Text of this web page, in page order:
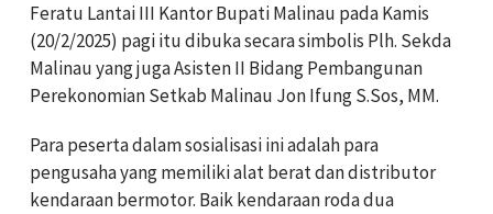
Feratu Lantai III Kantor Bupati Malinau pada Kamis
(20/2/2025) pagi itu dibuka secara simbolis Plh. Sekda
Malinau yang juga Asisten II Bidang Pembangunan
Perekonomian Setkab Malinau Jon Ifung S.Sos, MM.
Para peserta dalam sosialisasi ini adalah para
pengusaha yang memiliki alat berat dan distributor
kendaraan bermotor. Baik kendaraan roda dua